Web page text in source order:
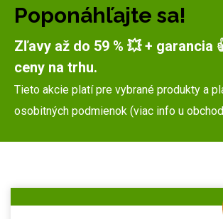
Poponáhľajte sa!
Zľavy až do 59 % 💥 + garancia
ceny na trhu.
Tieto akcie platí pre vybrané produkty a
osobitných podmienok (viac info u